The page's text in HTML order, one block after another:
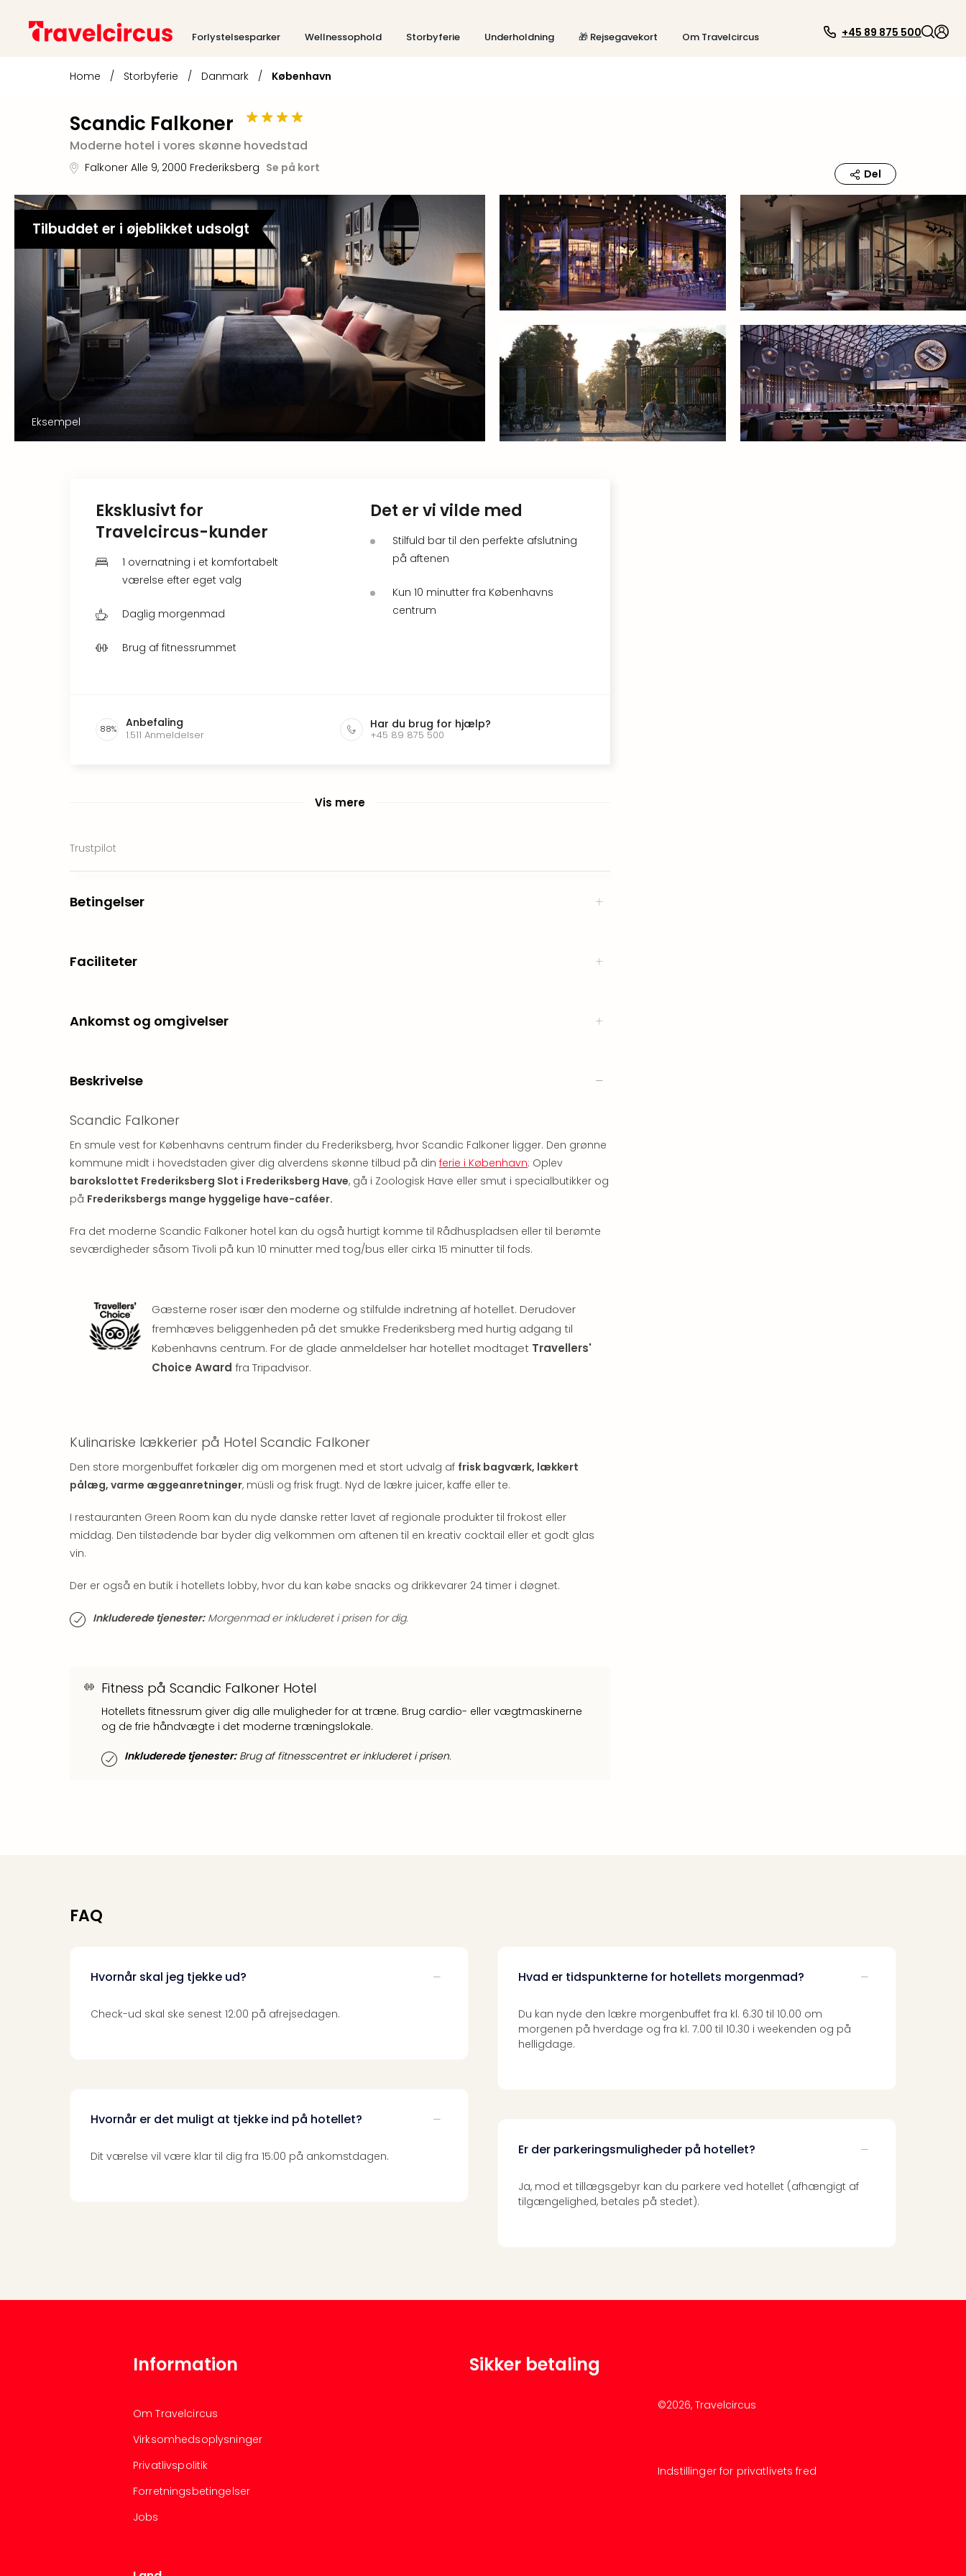
Forlystelsesparker Wellnessophold Storbyferie Underholdning 🎁 Rejsegavekort Om Travelcircus +45 89 875 500
Home / Storbyferie / Danmark / København
Scandic Falkoner
Moderne hotel i vores skønne hovedstad
Falkoner Alle 9, 2000 Frederiksberg Se på kort Del
Tilbuddet er i øjeblikket udsolgt
Eksempel
Eksklusivt for
Travelcircus-kunder
1 overnatning i et komfortabelt
værelse efter eget valg
Daglig morgenmad
Brug af fitnessrummet
Det er vi vilde med
Stilfuld bar til den perfekte afslutning
på aftenen
Kun 10 minutter fra Københavns
centrum
88% Anbefaling
1.511 Anmeldelser
Har du brug for hjælp?
+45 89 875 500
Vis mere
Trustpilot
Betingelser
Faciliteter
Ankomst og omgivelser
Beskrivelse
Scandic Falkoner
En smule vest for Københavns centrum finder du Frederiksberg, hvor Scandic Falkoner ligger. Den grønne
kommune midt i hovedstaden giver dig alverdens skønne tilbud på din ferie i København: Oplev
barokslottet Frederiksberg Slot i Frederiksberg Have, gå i Zoologisk Have eller smut i specialbutikker og
på Frederiksbergs mange hyggelige have-caféer.
Fra det moderne Scandic Falkoner hotel kan du også hurtigt komme til Rådhuspladsen eller til berømte
seværdigheder såsom Tivoli på kun 10 minutter med tog/bus eller cirka 15 minutter til fods.
Gæsterne roser især den moderne og stilfulde indretning af hotellet. Derudover
fremhæves beliggenheden på det smukke Frederiksberg med hurtig adgang til
Københavns centrum. For de glade anmeldelser har hotellet modtaget Travellers'
Choice Award fra Tripadvisor.
Kulinariske lækkerier på Hotel Scandic Falkoner
Den store morgenbuffet forkæler dig om morgenen med et stort udvalg af frisk bagværk, lækkert
pålæg, varme æggeanretninger, müsli og frisk frugt. Nyd de lækre juicer, kaffe eller te.
I restauranten Green Room kan du nyde danske retter lavet af regionale produkter til frokost eller
middag. Den tilstødende bar byder dig velkommen om aftenen til en kreativ cocktail eller et godt glas
vin.
Der er også en butik i hotellets lobby, hvor du kan købe snacks og drikkevarer 24 timer i døgnet.
Inkluderede tjenester:Morgenmad er inkluderet i prisen for dig.
Fitness på Scandic Falkoner Hotel
Hotellets fitnessrum giver dig alle muligheder for at træne. Brug cardio- eller vægtmaskinerne
og de frie håndvægte i det moderne træningslokale.
Inkluderede tjenester:Brug af fitnesscentret er inkluderet i prisen.
FAQ
Hvornår skal jeg tjekke ud?
Check-ud skal ske senest 12:00 på afrejsedagen.
Hvornår er det muligt at tjekke ind på hotellet?
Dit værelse vil være klar til dig fra 15:00 på ankomstdagen.
Hvad er tidspunkterne for hotellets morgenmad?
Du kan nyde den lækre morgenbuffet fra kl. 6.30 til 10.00 om
morgenen på hverdage og fra kl. 7.00 til 10.30 i weekenden og på
helligdage.
Er der parkeringsmuligheder på hotellet?
Ja, mod et tillægsgebyr kan du parkere ved hotellet (afhængigt af
tilgængelighed, betales på stedet).
Information
Om Travelcircus
Virksomhedsoplysninger
Privatlivspolitik
Forretningsbetingelser
Jobs
Sikker betaling
©2026, Travelcircus
Indstillinger for privatlivets fred